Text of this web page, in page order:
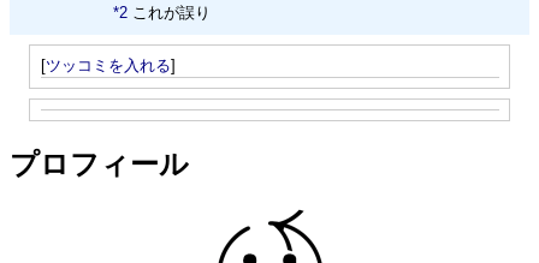
*2これが誤り
[ツッコミを入れる]
プロフィール